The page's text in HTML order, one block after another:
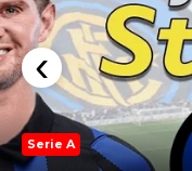
Serie A
‹